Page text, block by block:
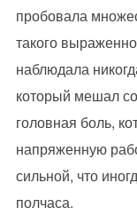
пробовала
такого
наблюдала
который мешал
головная боль,
напряженную
сильной, что
полчаса.